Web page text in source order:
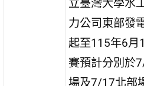
立臺灣大學水
力公司東部發
起至115年6月
賽預計分別於
場及7/17北部